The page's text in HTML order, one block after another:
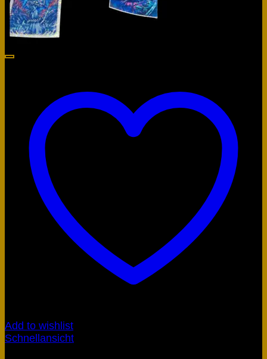
Add to wishlist
Schnellansicht